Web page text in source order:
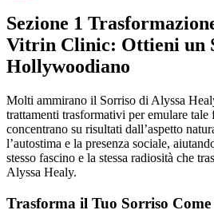
Sezione 1
Vitrin Clinic: Ottieni un
Hollywoodiano
Molti ammirano il Sorriso di Alyssa
trattamenti trasformativi per emulare
concentrano su risultati dall’aspetto
l’autostima e la presenza sociale,
stesso fascino e la stessa radiosità che
Alyssa Healy.
Trasforma il Tuo Sorriso